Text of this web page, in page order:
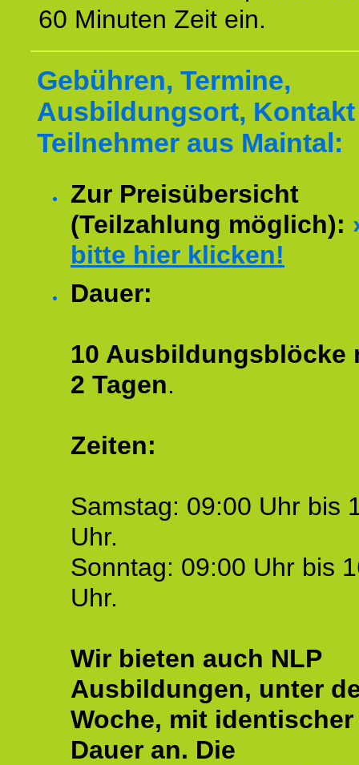
60 Minuten Zeit ein.
Gebühren, Termine,
Ausbildungsort,
Teilnehmer aus Maintal:
Zur Preisübersicht
(Teilzahlung möglich):
bitte hier klicken!
Dauer:
10 Ausbildungsblöcke
2 Tagen.
Zeiten:
Samstag: 09:00 Uhr bis
Uhr.
Sonntag: 09:00 Uhr bis
Uhr.
Wir bieten auch NLP
Ausbildungen, unter
Woche, mit identischer
Dauer an. Die